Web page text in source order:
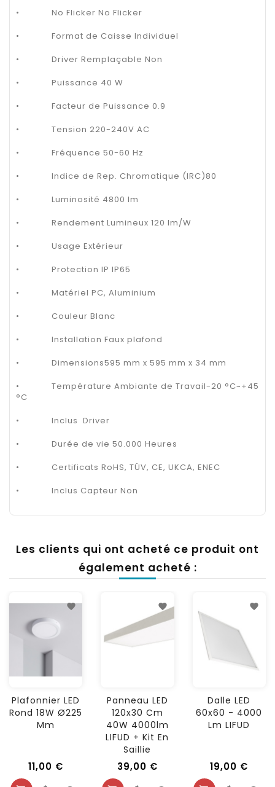
•
No Flicker No Flicker
•
Format de Caisse Individuel
•
Driver Remplaçable Non
•
Puissance 40 W
•
Facteur de Puissance 0.9
•
Tension 220-240V AC
•
Fréquence 50-60 Hz
•
Indice de Rep. Chromatique (IRC)80
•
Luminosité 4800 lm
•
Rendement Lumineux 120 lm/W
•
Usage Extérieur
•
Protection IP IP65
•
Matériel PC, Aluminium
•
Couleur Blanc
•
Installation Faux plafond
•
Dimensions595 mm x 595 mm x 34 mm
•
Température Ambiante de Travail-20 °C~+45
°C
•
Inclus Driver
•
Durée de vie 50.000 Heures
•
Certificats RoHS, TÜV, CE, UKCA, ENEC
•
Inclus Capteur Non
Les clients qui ont acheté ce produit ont
également acheté :
Plafonnier LED
Rond 18W Ø225
Mm
11,00 €
Panneau LED
120x30 Cm
40W 4000lm
LIFUD + Kit En
Saillie
39,00 €
Dalle LED
60x60 - 4000
Lm LIFUD
19,00 €